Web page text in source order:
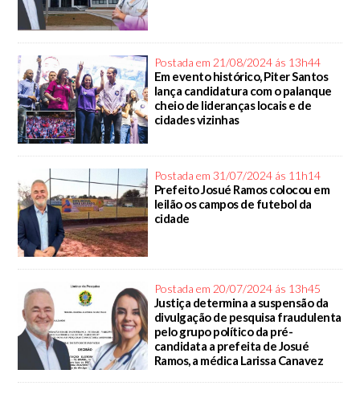
Postada em 21/08/2024 ás 13h44
Em evento histórico, Piter Santos
lança candidatura com o palanque
cheio de lideranças locais e de
cidades vizinhas
Postada em 31/07/2024 ás 11h14
Prefeito Josué Ramos colocou em
leilão os campos de futebol da
cidade
Postada em 20/07/2024 ás 13h45
Justiça determina a suspensão da
divulgação de pesquisa fraudulenta
pelo grupo político da pré-
candidata a prefeita de Josué
Ramos, a médica Larissa Canavez